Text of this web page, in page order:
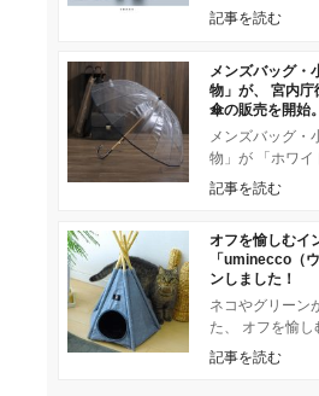
「DANTE（ダン
記事を読む
メンズバッグ・
物」が、 宮内
傘の販売を開始。
メンズバッグ・
物」が 「ホワイ
ール傘の販売を
初めてビニール
記事を読む
オフを愉しむイ
「uminecco（
ンしました！
ネコやグリーン
た、 オフを愉し
ト「uminecco（
記事を読む